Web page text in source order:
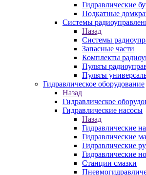
Гидравлические
Подкатные
Системы
Назад
Системы
Запасные части
Комплекты
Пульты
Пульты
Гидравлическое оборудование
Назад
Гидравлическое
Гидравлические насосы
Назад
Гидравлические
Гидравлические
Гидравлические
Гидравлические
Станции смазки